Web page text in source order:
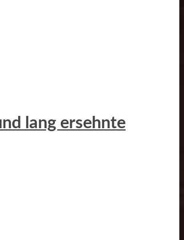
lang ersehnte